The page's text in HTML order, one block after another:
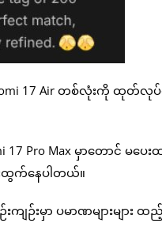
17 Air တစ်လုံးကို ထုတ်လုပ်
Pro Max မှာတောင် မပေးထ
ထွက်နေပါတယ်။
ဉ်းမှာ ပမာဏများများ ထ